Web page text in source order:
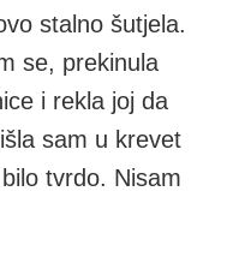
stalno šutjela.
se, prekinula
i rekla joj da
sam u krevet
tvrdo. Nisam